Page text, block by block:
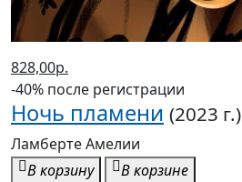
828,00р.
-40% после регистрации
Ночь пламени (2023 г.)
Ламберте Амелии
В корзину
В корзине